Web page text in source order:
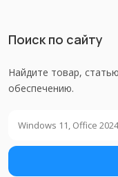
Поиск по сайту
Найдите товар,
обеспечению.